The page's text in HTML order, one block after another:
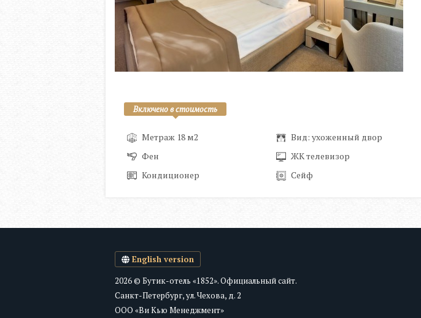
Включено в стоимость
Метраж 18 м2 Вид: ухоженный двор
Фен
ЖК телевизор
Кондиционер
Сейф
English version
2026 © Бутик-отель «1852». Официальный сайт.
Санкт-Петербург, ул. Чехова, д. 2
ООО «Ви Кью Менеджмент»